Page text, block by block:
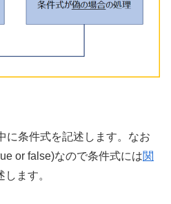
に条件式を記述します。なお
or false)なので条件式には関
ます。